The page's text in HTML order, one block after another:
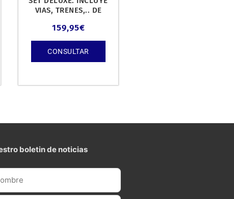
VIAS, TRENES,.. DE
159,95€
CONSULTAR
boletin de noticias